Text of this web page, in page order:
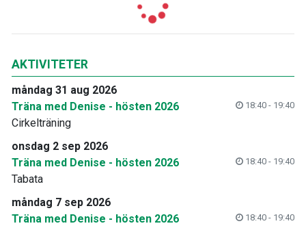
AKTIVITETER
måndag 31 aug 2026
Träna med Denise - hösten 2026
18:40 - 19:40
Cirkelträning
onsdag 2 sep 2026
Träna med Denise - hösten 2026
18:40 - 19:40
Tabata
måndag 7 sep 2026
Träna med Denise - hösten 2026
18:40 - 19:40